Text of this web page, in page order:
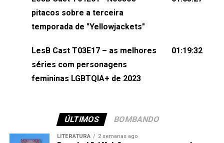
(⁠⁠⁠⁠@brunarfentanes⁠⁠⁠⁠) e Pollyelly FlorêncioEdição de
Naiady Machado
pitacos sobre a terceira
temporada de "Yellowjackets"
LesB Cast T03E17 – as melhores
séries com personagens
femininas LGBTQIA+ de 2023
01:19:32
ÚLTIMOS BOMBANDO
LITERATURA 2 semanas ago